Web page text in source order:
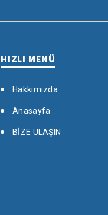
HIZLI MENÜ
Hakkımızda
Anasayfa
BİZE ULAŞIN